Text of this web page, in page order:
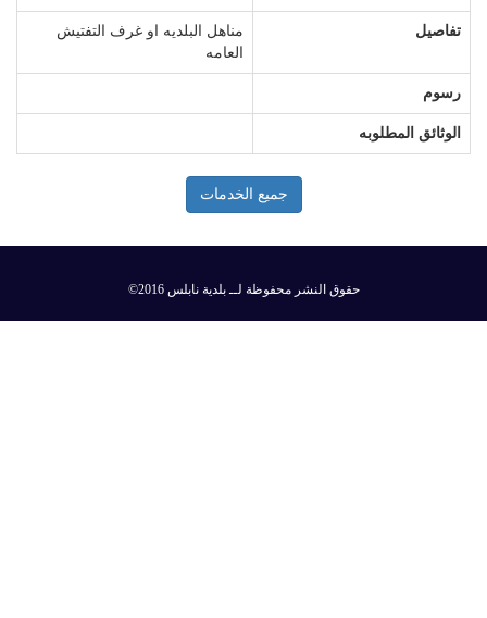
تفاصيل
مناهل البلديه او غرف التفتيش
العامه
رسوم
الوثائق المطلوبه
جميع الخدمات
©2016 حقوق النشر محفوظة لــ بلدية نابلس